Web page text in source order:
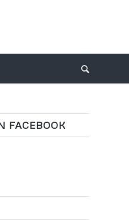
FACEBOOK